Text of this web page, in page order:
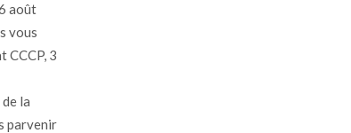
août
vous
CCCP, 3
la
parvenir